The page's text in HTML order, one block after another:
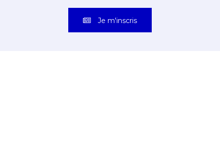
Je m'inscris